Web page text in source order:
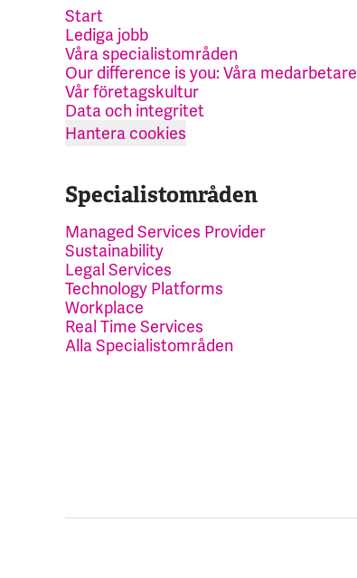
Start
Lediga jobb
Våra specialistområden
Our difference is you: Våra medarbetare
Vår företagskultur
Data och integritet
Hantera cookies
Specialistområden
Managed Services Provider
Sustainability
Legal Services
Technology Platforms
Workplace
Real Time Services
Alla Specialistområden